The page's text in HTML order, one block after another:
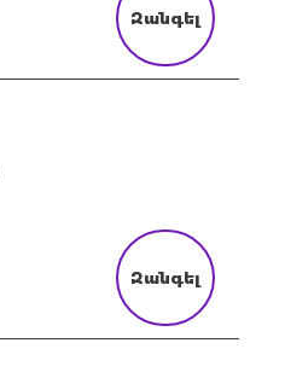
Զանգել
Զանգել